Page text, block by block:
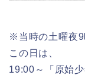
※当時の土曜夜9
この日は、
19:00～「原始